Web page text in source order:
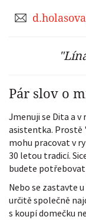
Pár slov o
Jmenuji se Dita a
asistentka. Prostě
mohu pracovat v
30 letou tradicí.
budete
Nebo se zastavte
určitě společně
s koupí domečku